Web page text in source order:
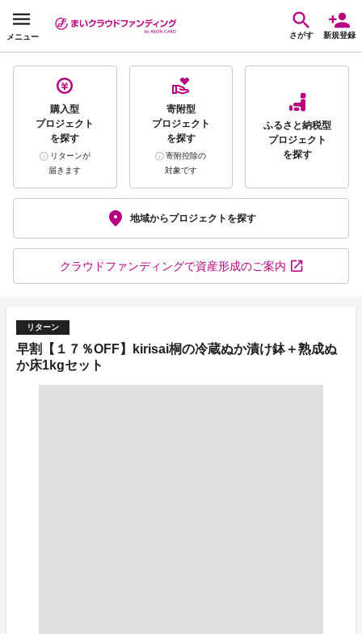
メニュー さがす 新規登録
購入型
プロジェクト
を探す
リターンが
届きます
寄附型
プロジェクト
を探す
寄附控除の
対象です
ふるさと納税型
プロジェクト
を探す
地域からプロジェクトを探す
クラウドファンディングで資産形成のご案内
リターン
早割【１７％OFF】kirisai桐の冷蔵ぬか漬け鉢＋熟成ぬ
か床1kgセット